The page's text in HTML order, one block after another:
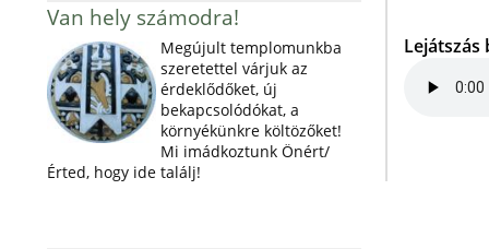
Van hely számodra!
Megújult templomunkba
szeretettel várjuk az
érdeklődőket, új
bekapcsolódókat, a
környékünkre költözőket!
Mi imádkoztunk Önért/
Érted, hogy ide találj!
Lejátszás